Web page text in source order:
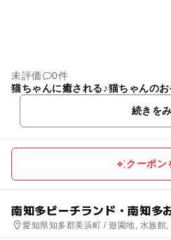
未評価
0件
猫ちゃんに癒される♪猫ちゃんの
続きを
クーポン
南知多ビーチランド・南知多
愛知県知多郡美浜町 / 遊園地, 水族館,